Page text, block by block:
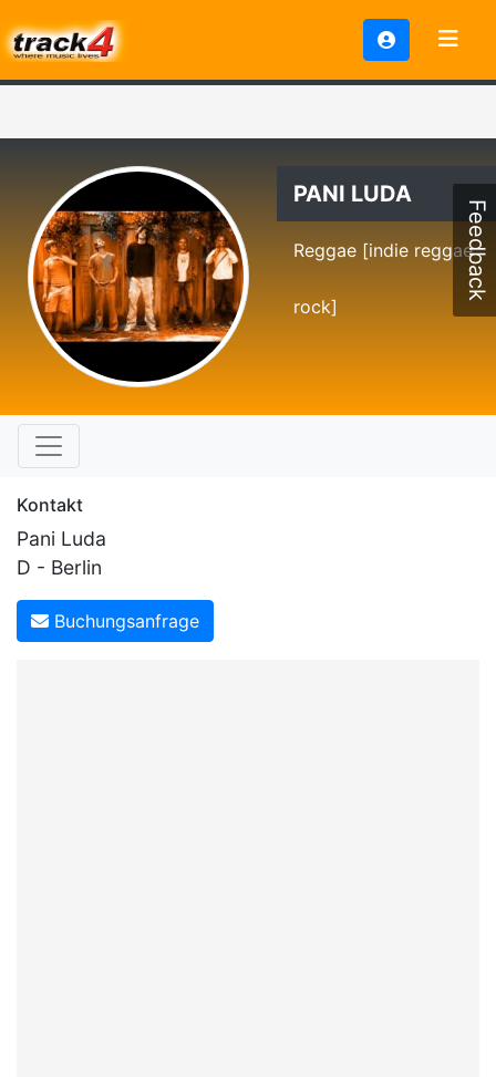
PANI LUDA
Reggae [indie reggae
rock]
Kontakt
Pani Luda
D - Berlin
Buchungsanfrage
Feedback